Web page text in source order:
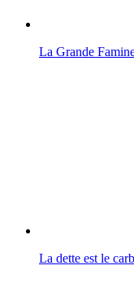
La Grande
La dette est le